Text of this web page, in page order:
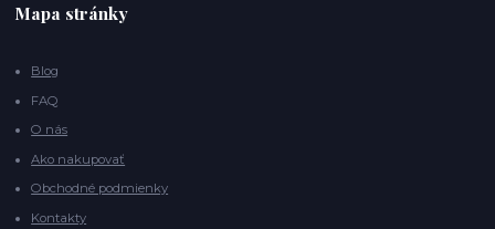
Mapa stránky
Blog
FAQ
O nás
Ako nakupovať
Obchodné podmienky
Kontakty